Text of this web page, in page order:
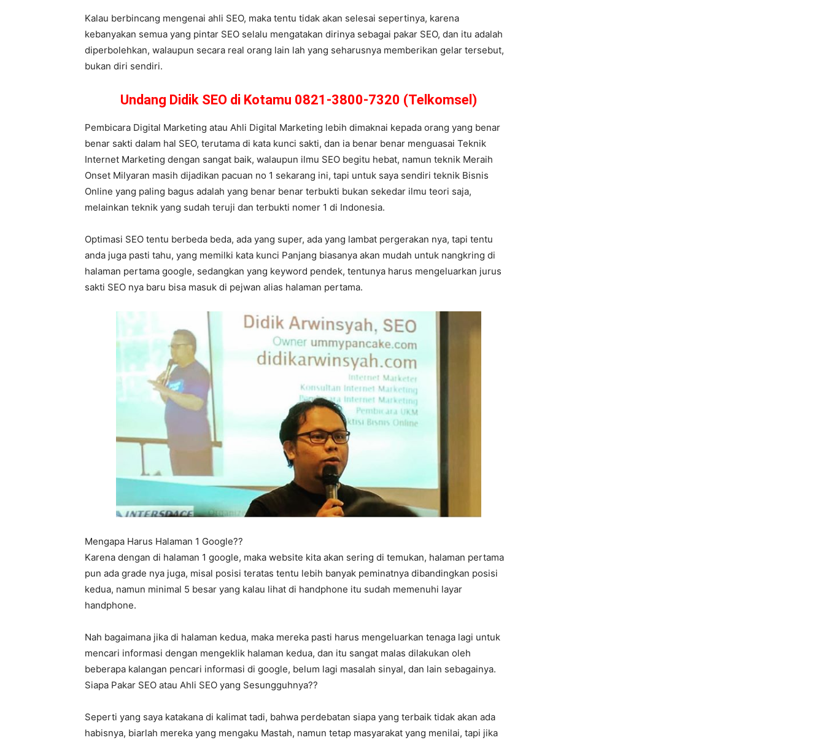
Kalau berbincang mengenai ahli SEO, maka tentu tidak akan selesai sepertinya, karena
kebanyakan semua yang pintar SEO selalu mengatakan dirinya sebagai pakar SEO, dan itu adalah
diperbolehkan, walaupun secara real orang lain lah yang seharusnya memberikan gelar tersebut,
bukan diri sendiri.
Undang Didik SEO di Kotamu 0821-3800-7320 (Telkomsel)
Pembicara Digital Marketing atau Ahli Digital Marketing lebih dimaknai kepada orang yang benar
benar sakti dalam hal SEO, terutama di kata kunci sakti, dan ia benar benar menguasai Teknik
Internet Marketing dengan sangat baik, walaupun ilmu SEO begitu hebat, namun teknik Meraih
Onset Milyaran masih dijadikan pacuan no 1 sekarang ini, tapi untuk saya sendiri teknik Bisnis
Online yang paling bagus adalah yang benar benar terbukti bukan sekedar ilmu teori saja,
melainkan teknik yang sudah teruji dan terbukti nomer 1 di Indonesia.
Optimasi SEO tentu berbeda beda, ada yang super, ada yang lambat pergerakan nya, tapi tentu
anda juga pasti tahu, yang memilki kata kunci Panjang biasanya akan mudah untuk nangkring di
halaman pertama google, sedangkan yang keyword pendek, tentunya harus mengeluarkan jurus
sakti SEO nya baru bisa masuk di pejwan alias halaman pertama.
Mengapa Harus Halaman 1 Google??
Karena dengan di halaman 1 google, maka website kita akan sering di temukan, halaman pertama
pun ada grade nya juga, misal posisi teratas tentu lebih banyak peminatnya dibandingkan posisi
kedua, namun minimal 5 besar yang kalau lihat di handphone itu sudah memenuhi layar
handphone.
Nah bagaimana jika di halaman kedua, maka mereka pasti harus mengeluarkan tenaga lagi untuk
mencari informasi dengan mengeklik halaman kedua, dan itu sangat malas dilakukan oleh
beberapa kalangan pencari informasi di google, belum lagi masalah sinyal, dan lain sebagainya.
Siapa Pakar SEO atau Ahli SEO yang Sesungguhnya??
Seperti yang saya katakana di kalimat tadi, bahwa perdebatan siapa yang terbaik tidak akan ada
habisnya, biarlah mereka yang mengaku Mastah, namun tetap masyarakat yang menilai, tapi jika